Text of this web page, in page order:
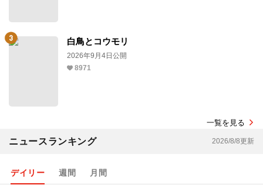
白鳥とコウモリ
2026年9月4日公開
8971
一覧を見る
ニュースランキング 2026/8/8更新
デイリー 週間 月間